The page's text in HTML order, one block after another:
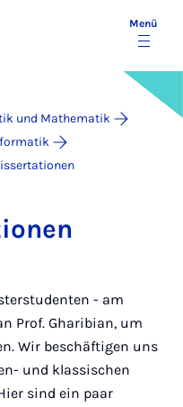
Menü
und Mathematik
- am
Prof. Gharibian, um
Wir beschäftigen uns
und klassischen
sind ein paar